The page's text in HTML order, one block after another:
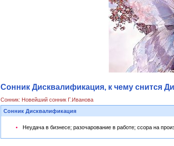
Сонник Дисквалификация, к чему снится
Сонник: Новейший сонник Г.Иванова
Сонник Дисквалификация
Неудача в бизнесе; разочарование в работе; ссора на